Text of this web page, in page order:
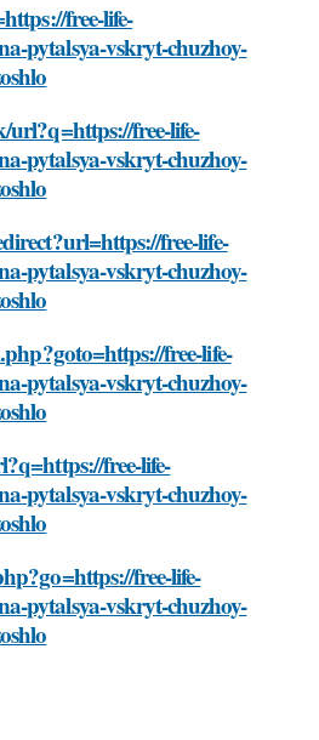
free-life-
pytalsya-vskryt-chuzhoy-
url?q=https://free-life-
pytalsya-vskryt-chuzhoy-
free-life-
pytalsya-vskryt-chuzhoy-
free-life-
pytalsya-vskryt-chuzhoy-
free-life-
pytalsya-vskryt-chuzhoy-
free-life-
pytalsya-vskryt-chuzhoy-